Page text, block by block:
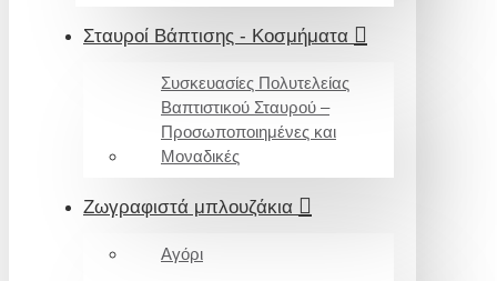
Σταυροί Βάπτισης - Κοσμήματα
Συσκευασίες Πολυτελείας
Βαπτιστικού Σταυρού –
Προσωποποιημένες και
Μοναδικές
Ζωγραφιστά μπλουζάκια
Αγόρι